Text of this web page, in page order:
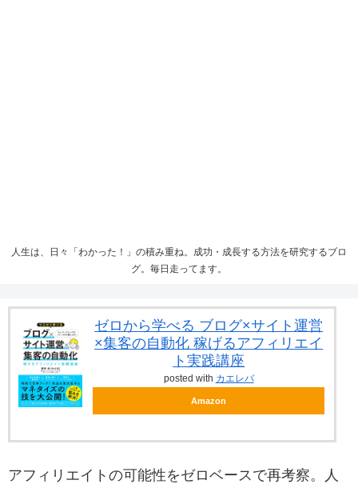
人生は、日々「わかった！」の積み重ね。成功・成長する方法を研究するブロ
グ。毎日走ってます。
ゼロから学べる ブログ×サイト運営
×集客の自動化 稼げるアフィリエイ
ト実践講座
posted with カエレバ
Amazon
アフィリエイトの可能性をゼロベースで再考察。人